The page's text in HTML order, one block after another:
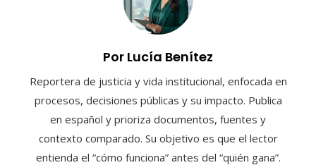
Por Lucía Benítez
Reportera de justicia y vida institucional, enfocada en
procesos, decisiones públicas y su impacto. Publica
en español y prioriza documentos, fuentes y
contexto comparado. Su objetivo es que el lector
entienda el “cómo funciona” antes del “quién gana”.